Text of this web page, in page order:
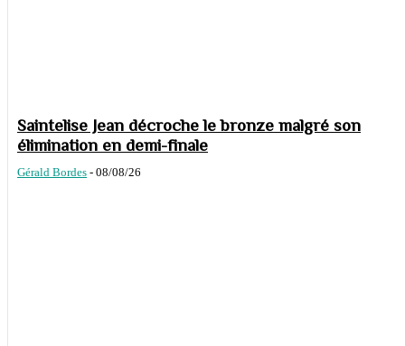
Saintelise Jean décroche le bronze malgré son
élimination en demi-finale
Gérald Bordes - 08/08/26